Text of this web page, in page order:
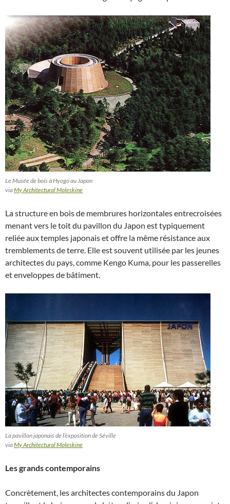
Le Musée de bois à Hyogo au Japon
viaMy Architectural Moleskine
La structure en bois de membrures horizontales entrecroisées
menant vers le toit du pavillon du Japon est typiquement
reliée aux temples japonais et offre la même résistance aux
tremblements de terre. Elle est souvent utilisée par les jeunes
architectes du pays, comme Kengo Kuma, pour les passerelles
et enveloppes de bâtiment.
La pavillon japonais de l’exposition de Séville
viaMy Architectural Moleskine
Les grands contemporains
Concrètement, les architectes contemporains du Japon